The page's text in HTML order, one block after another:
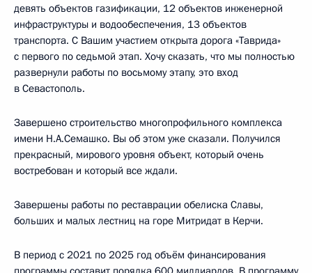
девять объектов газификации, 12 объектов инженерной
инфраструктуры и водообеспечения, 13 объектов
транспорта. С Вашим участием открыта дорога «Таврида»
с первого по седьмой этап. Хочу сказать, что мы полностью
развернули работы по восьмому этапу, это вход
в Севастополь.
Завершено строительство многопрофильного комплекса
имени Н.А.Семашко. Вы об этом уже сказали. Получился
прекрасный, мирового уровня объект, который очень
востребован и который все ждали.
Завершены работы по реставрации обелиска Славы,
больших и малых лестниц на горе Митридат в Керчи.
В период с 2021 по 2025 год объём финансирования